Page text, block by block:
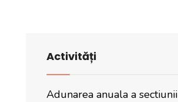
Activități
Adunarea anuala a sectiunii